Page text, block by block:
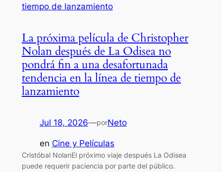
La próxima película de Christopher
Nolan después de La Odisea no
pondrá fin a una desafortunada
tendencia en la línea de tiempo de
lanzamiento
Jul 18, 2026—porNeto
en Cine y Películas
Cristóbal NolanEl próximo viaje después La Odisea
puede requerir paciencia por parte del público.